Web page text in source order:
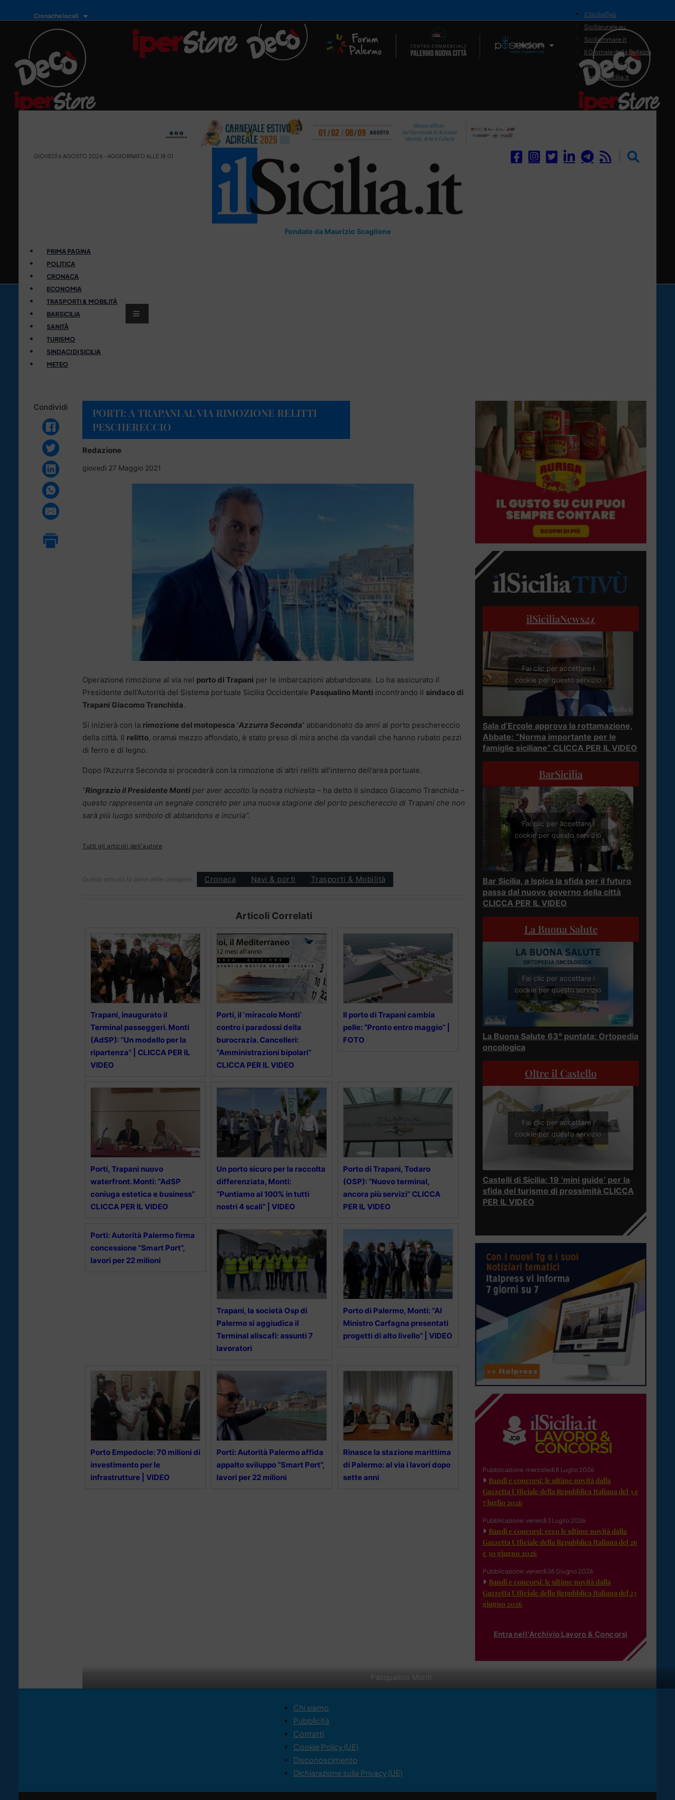
Cronache locali
Il Network
il SiciliaTivù
Siciliarurale.eu
Siciliammare.it
Il Giornale della Bellezza
Siciliamedica.it
Sanitainsicilia.it
GIOVEDÌ 6 AGOSTO 2026 - AGGIORNATO ALLE 18:01
Fondato da Maurizio Scaglione
PRIMA PAGINA
POLITICA
CRONACA
ECONOMIA
TRASPORTI & MOBILITÀ
BARSICILIA
SANITÀ
TURISMO
SINDACI DI SICILIA
METEO
Condividi
PORTI: A TRAPANI AL VIA RIMOZIONE RELITTI
PESCHERECCIO
Redazione
giovedì 27 Maggio 2021
Pasqualino Monti
Operazione rimozione al via nel porto di Trapani per le imbarcazioni abbandonate. Lo ha assicurato il
Presidente dell’Autorità del Sistema portuale Sicilia Occidentale Pasqualino Monti incontrando il sindaco di
Trapani Giacomo Tranchida.
Si inizierà con la rimozione del motopesca ‘Azzurra Seconda‘ abbandonato da anni al porto peschereccio
della città. Il relitto, oramai mezzo affondato, è stato preso di mira anche da vandali che hanno rubato pezzi
di ferro e di legno.
Dopo l’Azzurra Seconda si procederà con la rimozione di altri relitti all’interno dell’area portuale.
“Ringrazio il Presidente Monti per aver accolto la nostra richiesta – ha detto il sindaco Giacomo Tranchida –
questo rappresenta un segnale concreto per una nuova stagione del porto peschereccio di Trapani che non
sarà più luogo simbolo di abbandono e incuria”.
Tutti gli articoli dell'autore
Questo articolo fa parte delle categorie: Cronaca Navi & porti Trasporti & Mobilità
Articoli Correlati
Trapani, inaugurato il
Terminal passeggeri. Monti
(AdSP): “Un modello per la
ripartenza” | CLICCA PER IL
VIDEO
Porti, il ‘miracolo Monti’
contro i paradossi della
burocrazia. Cancelleri:
“Amministrazioni bipolari”
CLICCA PER IL VIDEO
Il porto di Trapani cambia
pelle: “Pronto entro maggio” |
FOTO
Porti, Trapani nuovo
waterfront. Monti: “AdSP
coniuga estetica e business”
CLICCA PER IL VIDEO
Un porto sicuro per la raccolta
differenziata, Monti:
“Puntiamo al 100% in tutti
nostri 4 scali” | VIDEO
Porto di Trapani, Todaro
(OSP): “Nuovo terminal,
ancora più servizi” CLICCA
PER IL VIDEO
Porti: Autorità Palermo firma
concessione “Smart Port”,
lavori per 22 milioni
Trapani, la società Osp di
Palermo si aggiudica il
Terminal aliscafi: assunti 7
lavoratori
Porto di Palermo, Monti: “Al
Ministro Carfagna presentati
progetti di alto livello” | VIDEO
Porto Empedocle: 70 milioni di
investimento per le
infrastrutture | VIDEO
Porti: Autorità Palermo affida
appalto sviluppo “Smart Port”,
lavori per 22 milioni
Rinasce la stazione marittima
di Palermo: al via i lavori dopo
sette anni
ilSiciliaNews24
Fai clic per accettare i
cookie per questo servizio
Sala d’Ercole approva la rottamazione,
Abbate: “Norma importante per le
famiglie siciliane” CLICCA PER IL VIDEO
BarSicilia
Fai clic per accettare i
cookie per questo servizio
Bar Sicilia, a Ispica la sfida per il futuro
passa dal nuovo governo della città
CLICCA PER IL VIDEO
La Buona Salute
Fai clic per accettare i
cookie per questo servizio
La Buona Salute 63° puntata: Ortopedia
oncologica
Oltre il Castello
Fai clic per accettare i
cookie per questo servizio
Castelli di Sicilia: 19 ‘mini guide’ per la
sfida del turismo di prossimità CLICCA
PER IL VIDEO
Pubblicazione: mercoledì 8 Luglio 2026
Bandi e concorsi: le ultime novità dalla
Gazzetta Ufficiale della Repubblica Italiana del 3 e
7 luglio 2026
Pubblicazione: venerdì 3 Luglio 2026
Bandi e concorsi: ecco le ultime novità dalla
Gazzetta Ufficiale della Repubblica Italiana del 26
e 30 giugno 2026
Pubblicazione: venerdì 26 Giugno 2026
Bandi e concorsi: le ultime novità dalla
Gazzetta Ufficiale della Repubblica Italiana del 23
giugno 2026
Entra nell'Archivio Lavoro & Concorsi
Chi siamo
Pubblicità
Contatti
Cookie Policy (UE)
Disconoscimento
Dichiarazione sulla Privacy (UE)